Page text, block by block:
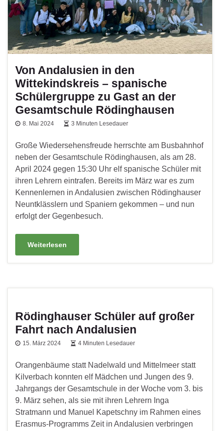
Von Andalusien in den
Wittekindskreis – spanische
Schülergruppe zu Gast an der
Gesamtschule Rödinghausen
8. Mai 2024 3 Minuten Lesedauer
Große Wiedersehensfreude herrschte am Busbahnhof
neben der Gesamtschule Rödinghausen, als am 28.
April 2024 gegen 15:30 Uhr elf spanische Schüler mit
ihren Lehrern eintrafen. Bereits im März war es zum
Kennenlernen in Andalusien zwischen Rödinghauser
Neuntklässlern und Spaniern gekommen – und nun
erfolgt der Gegenbesuch.
Weiterlesen
Rödinghauser Schüler auf großer
Fahrt nach Andalusien
15. März 2024 4 Minuten Lesedauer
Orangenbäume statt Nadelwald und Mittelmeer statt
Kilverbach konnten elf Mädchen und Jungen des 9.
Jahrgangs der Gesamtschule in der Woche vom 3. bis
9. März sehen, als sie mit ihren Lehrern Inga
Stratmann und Manuel Kapetschny im Rahmen eines
Erasmus-Programms Zeit in Andalusien verbringen